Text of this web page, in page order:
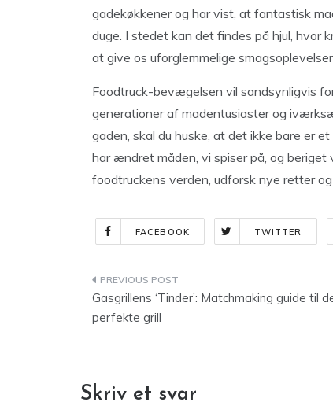
gadekøkkener og har vist, at fantastisk
duge. I stedet kan det findes på hjul, hvor
at give os uforglemmelige
Foodtruck-bevægelsen vil sandsynligvis
generationer af madentusiaster og
gaden, skal du huske, at det ikke bare er
har ændret måden, vi spiser på, og
foodtruckens verden, udforsk nye retter
FACEBOOK TWITTER
Indlægsnavigation
Gasgrillens ‘Tinder’: Matchmaking guide til
perfekte grill
Skriv et svar